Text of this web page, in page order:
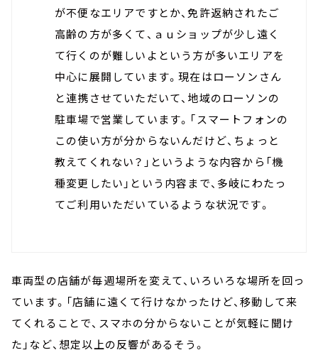
が不便なエリアですとか、免許返納されたご
高齢の方が多くて、ａｕショップが少し遠く
て行くのが難しいよという方が多いエリアを
中心に展開しています。現在はローソンさん
と連携させていただいて、地域のローソンの
駐車場で営業しています。「スマートフォンの
この使い方が分からないんだけど、ちょっと
教えてくれない？」というような内容から「機
種変更したい」という内容まで、多岐にわたっ
てご利用いただいているような状況です。
車両型の店舗が毎週場所を変えて、いろいろな場所を回っ
ています。「店舗に遠くて行けなかったけど、移動して来
てくれることで、スマホの分からないことが気軽に聞け
た」など、想定以上の反響があるそう。